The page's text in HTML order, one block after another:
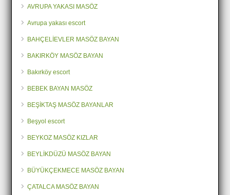
AVRUPA YAKASI MASÖZ
Avrupa yakası escort
BAHÇELİEVLER MASÖZ BAYAN
BAKIRKÖY MASÖZ BAYAN
Bakırköy escort
BEBEK BAYAN MASÖZ
BEŞİKTAŞ MASÖZ BAYANLAR
Beşyol escort
BEYKOZ MASÖZ KIZLAR
BEYLİKDÜZÜ MASÖZ BAYAN
BÜYÜKÇEKMECE MASÖZ BAYAN
ÇATALCA MASÖZ BAYAN